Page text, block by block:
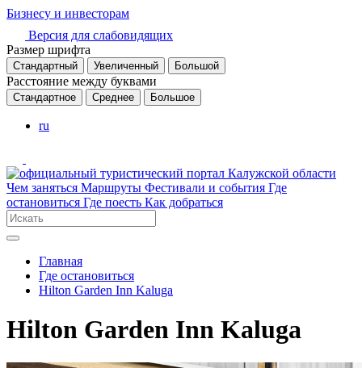
Бизнесу и инвесторам
Версия для слабовидящих
Размер шрифта
Стандартный Увеличенный Большой
Расстояние между буквами
Стандартное Среднее Большое
ru
Чем заняться Маршруты Фестивали и события Где
остановиться Где поесть Как добраться
Главная
Где остановиться
Hilton Garden Inn Kaluga
Hilton Garden Inn Kaluga